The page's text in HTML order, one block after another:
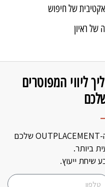
של חיפוש
של ראיון
ליווי המפוטרים
קבלו סיוע מקצה לקצה בתהליך ה-OUTPLACEMENT שלכם
ביותר.
שיחת ייעוץ.